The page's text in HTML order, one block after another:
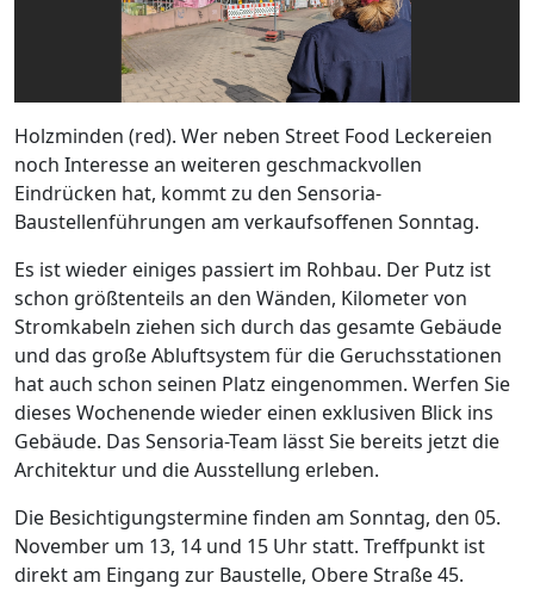
Holzminden (red). Wer neben Street Food Leckereien
noch Interesse an weiteren geschmackvollen
Eindrücken hat, kommt zu den Sensoria-
Baustellenführungen am verkaufsoffenen Sonntag.
Es ist wieder einiges passiert im Rohbau. Der Putz ist
schon größtenteils an den Wänden, Kilometer von
Stromkabeln ziehen sich durch das gesamte Gebäude
und das große Abluftsystem für die Geruchsstationen
hat auch schon seinen Platz eingenommen. Werfen Sie
dieses Wochenende wieder einen exklusiven Blick ins
Gebäude. Das Sensoria-Team lässt Sie bereits jetzt die
Architektur und die Ausstellung erleben.
Die Besichtigungstermine finden am Sonntag, den 05.
November um 13, 14 und 15 Uhr statt. Treffpunkt ist
direkt am Eingang zur Baustelle, Obere Straße 45.